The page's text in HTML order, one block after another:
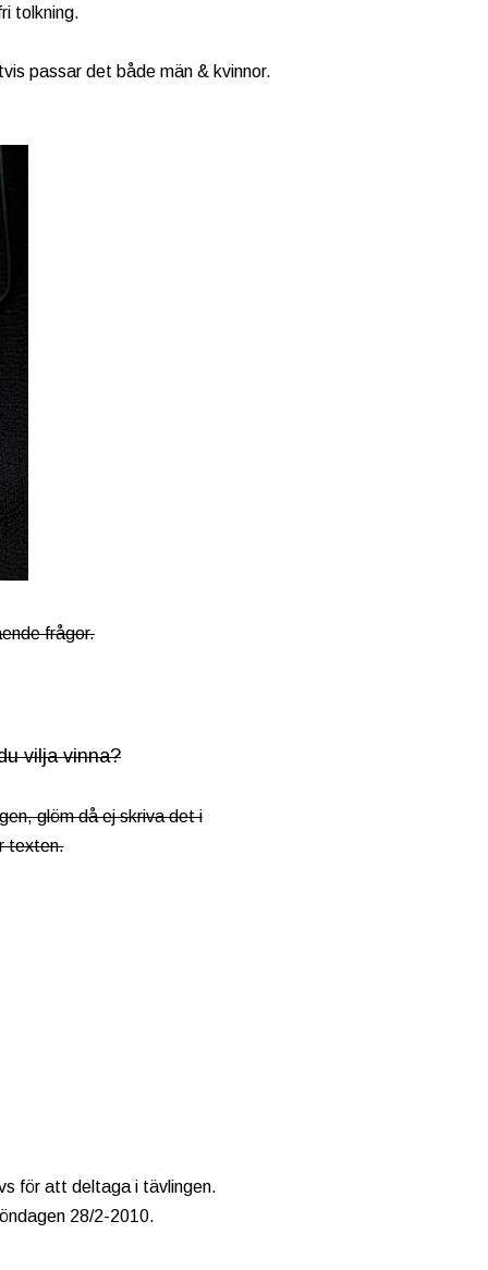
tolkning.
passar det både män & kvinnor.
frågor.
vilja vinna?
glöm då ej skriva det i
texten.
för att deltaga i tävlingen.
28/2-2010.